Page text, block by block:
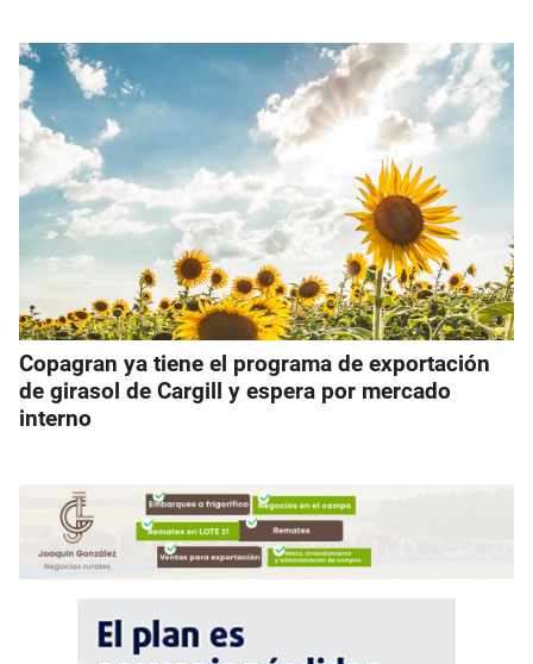
Copagran ya tiene el programa de exportación
de girasol de Cargill y espera por mercado
interno